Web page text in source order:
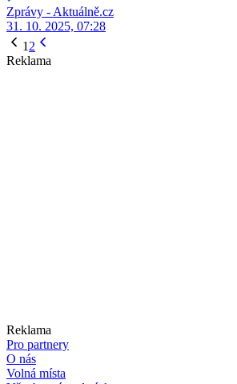
Zprávy - Aktuálně.cz
31. 10. 2025, 07:28
1 2
Reklama
Reklama
Pro partnery
O nás
Volná místa